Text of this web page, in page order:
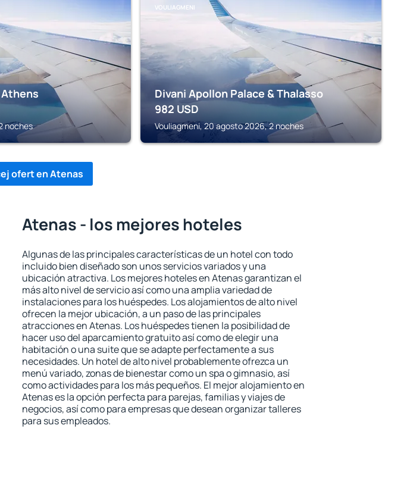
noches
VOULIAGMENI
Divani Apollon Palace & Thalasso
982 USD
Vouliagmeni, 20 agosto 2026, 2 noches
ofert en Atenas
Atenas - los mejores hoteles
Algunas de las principales características de un hotel con todo
incluido bien diseñado son unos servicios variados y una
ubicación atractiva. Los mejores hoteles en Atenas garantizan el
más alto nivel de servicio así como una amplia variedad de
instalaciones para los huéspedes. Los alojamientos de alto nivel
ofrecen la mejor ubicación, a un paso de las principales
atracciones en Atenas. Los huéspedes tienen la posibilidad de
hacer uso del aparcamiento gratuito así como de elegir una
habitación o una suite que se adapte perfectamente a sus
necesidades. Un hotel de alto nivel probablemente ofrezca un
menú variado, zonas de bienestar como un spa o gimnasio, así
como actividades para los más pequeños. El mejor alojamiento en
Atenas es la opción perfecta para parejas, familias y viajes de
negocios, así como para empresas que desean organizar talleres
para sus empleados.